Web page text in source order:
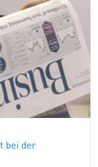
bei der